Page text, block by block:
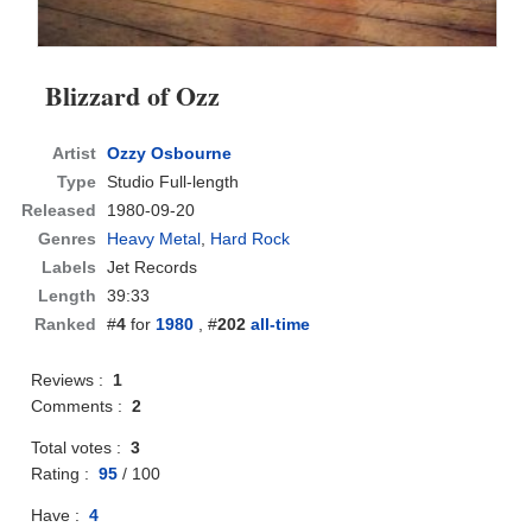
Blizzard of Ozz
Artist Ozzy Osbourne
Type Studio Full-length
Released
1980-09-20
Genres
Heavy Metal, Hard Rock
Labels
Jet Records
Length
39:33
Ranked
#4 for1980 , #202 all-time
Reviews :1
Comments :2
Total votes :3
Rating :95 / 100
Have :4